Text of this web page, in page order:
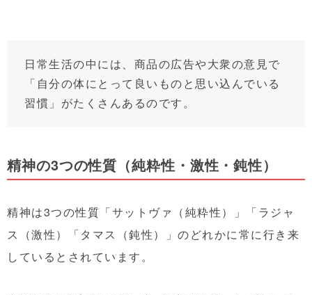
日常生活の中には、商品の広告や大衆の意見で
「自分の体にとって良いものと思い込んでいる
習慣」がたくさんあるのです。
精神の3つの性質（純粋性・激性・鈍性）
精神は3つの性質「サットヴァ（純粋性）」「ラジャ
ス（激性）「タマス（鈍性）」のどれかに常に行き来
しているとされています。